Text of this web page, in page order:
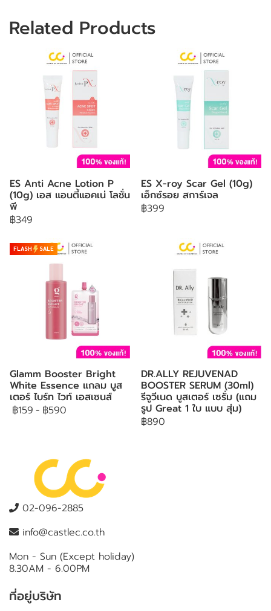
Related Products
ES Anti Acne Lotion P
(10g) เอส แอนตี้แอคเน่ โลชั่น
พี
฿349
ES X-roy Scar Gel (10g)
เอ็กซ์รอย สการ์เจล
฿399
FLASH SALE
Glamm Booster Bright
White Essence แกลม บูส
เตอร์ ไบร์ท ไวท์ เอสเซนส์
฿159 - ฿590
DR.ALLY REJUVENAD
BOOSTER SERUM (30ml)
รีจูวีเนด บูสเตอร์ เซรั่ม (แถม
รูป Great 1 ใบ แบบ สุ่ม)
฿890
02-096-2885
info@castlec.co.th
Mon - Sun (Except holiday)
8.30AM - 6.00PM
ที่อยู่บริษัท